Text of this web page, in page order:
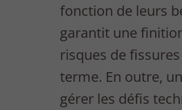
fonction de leurs
garantit une
risques de
terme. En outre,
gérer les défis